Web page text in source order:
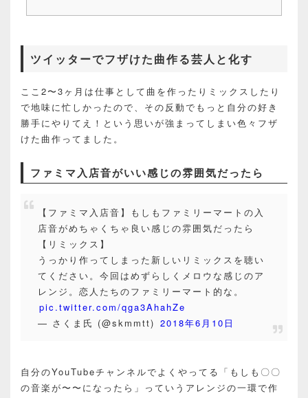
ツイッターでフザけた曲作る芸人と化す
ここ2〜3ヶ月は仕事として曲を作ったりミックスしたり
で地味に忙しかったので、その反動でもっと自分の好き
勝手にやりてえ！という思いが強まってしまい色々フザ
けた曲作ってました。
ファミマ入店音がいい感じの雰囲気だったら
【ファミマ入店音】もしもファミリーマートの入
店音がめちゃくちゃ良い感じの雰囲気だったら
【リミックス】
うっかり作ってしまった新しいリミックスを聴い
てください。今回はめずらしくメロウな感じのア
レンジ。恋人たちのファミリーマート的な。
pic.twitter.com/qga3AhahZe
— さくま氏 (@skmmtt) 2018年6月10日
自分のYouTubeチャンネルでよくやってる「もしも〇〇
の音楽が〜〜になったら」っていうアレンジの一環で作